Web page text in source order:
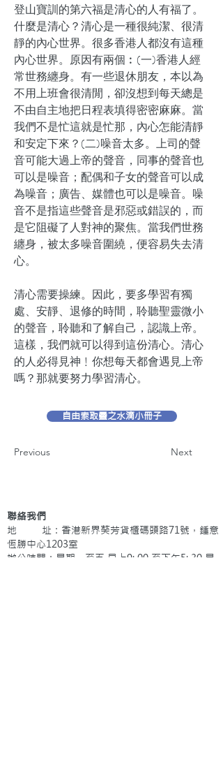
登山寶訓的第六福是清心的人有福了。
什麼是清心？清心是一種很純潔、很清
靜的內心世界。很多香港人都沒有這種
內心世界。原因有兩個︰(一)香港人經
常世務纏身。有一些退休朋友，本以為
不用上班會很清閒，卻沒想到每天總是
不由自主地把日程表填得密密麻麻。當
我們不是忙這就是忙那，內心怎能清靜
和安定下來？(二)噪音太多。上司的聲
音可能大過上帝的聲音，同事的聲音也
可以是噪音；配偶和子女的聲音可以成
為噪音；廣告、媒體也可以是噪音。噪
音不是指這些聲音是邪惡或錯誤的，而
是它阻礙了人對神的聚焦。當我們世務
纏身，被太多噪音圍繞，便容易失去清
心。
清心需要操練。因此，要多學習有獨
處、安靜、退修的時間，聆聽聖靈微小
的聲音，聆聽和了解自己，認識上帝。
這樣，我們就可以得到這份清心。清心
的人必得見神﹗你想每天都會遇見上帝
嗎？那就要努力學習清心。
自由索取靈之水滴小冊子
Previous Next
聯絡我們
地 址：香港新界葵芳貨櫃碼頭路71號，鍾意
恆勝中心1203室
辦公時間：星期一至五 早上9: 00 至下午5: 30 星